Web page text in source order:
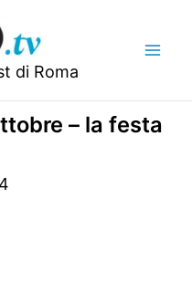
di Roma
– la festa